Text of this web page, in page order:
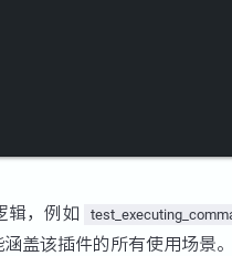
辑，例如
盖该插件的所有使用场景。